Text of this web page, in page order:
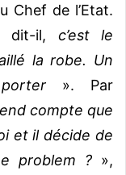
Chef de l’Etat.
dit-il, c’est le
la robe. Un
». Par
compte que
et il décide de
problem ? »,